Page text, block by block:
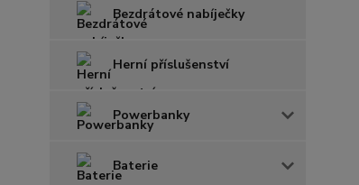
Bezdrátové nabíječky
Herní příslušenství
Powerbanky
Baterie